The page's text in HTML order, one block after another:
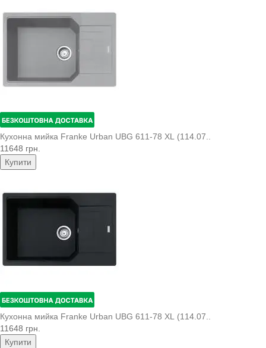
Кухонна мийка Franke Urban UBG 611-78 XL (114.07..
11648 грн.
Купити
Кухонна мийка Franke Urban UBG 611-78 XL (114.07..
11648 грн.
Купити